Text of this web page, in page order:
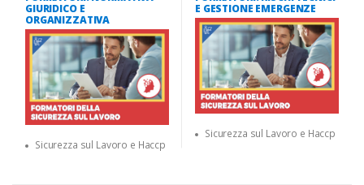
GIURIDICO E
ORGANIZZATIVA
Sicurezza sul Lavoro e Haccp
E GESTIONE EMERGENZE
Sicurezza sul Lavoro e Haccp